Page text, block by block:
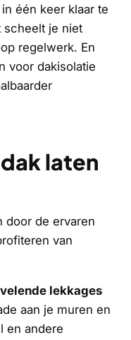
één keer klaar te
scheelt je niet
regelwerk. En
voor dakisolatie
laten
door de ervaren
van
lekkages
aan je muren en
en andere